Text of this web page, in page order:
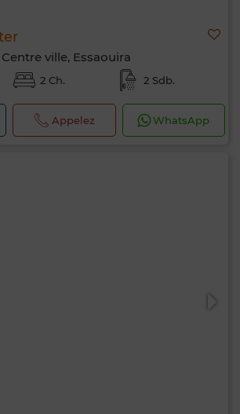
ville, Essaouira
2 Ch. 2 Sdb.
Appelez WhatsApp